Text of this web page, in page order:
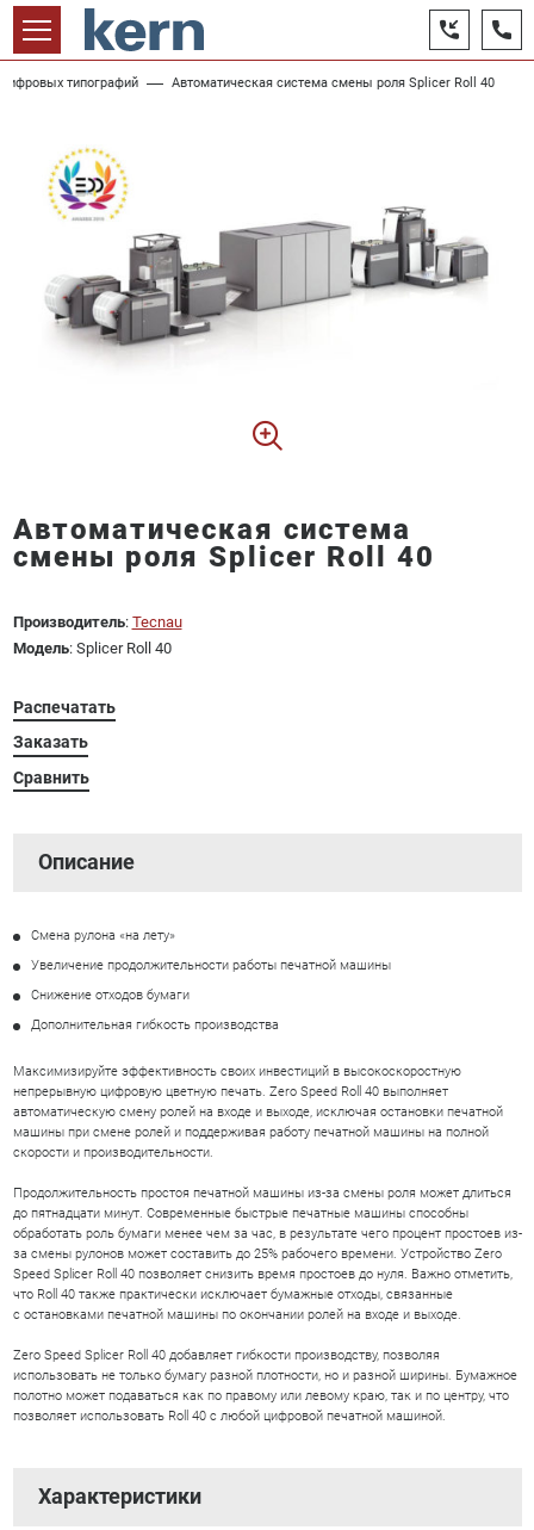
типографий Автоматическая система смены роля Splicer Roll 40
Автоматическая система
смены роля Splicer Roll 40
Производитель: Tecnau
Модель: Splicer Roll 40
Распечатать
Заказать
Сравнить
Описание
Смена рулона «на лету»
Увеличение продолжительности работы печатной машины
Снижение отходов бумаги
Дополнительная гибкость производства
Максимизируйте эффективность своих инвестиций в высокоскоростную
непрерывную цифровую цветную печать. Zero Speed Roll 40 выполняет
автоматическую смену ролей на входе и выходе, исключая остановки печатной
машины при смене ролей и поддерживая работу печатной машины на полной
скорости и производительности.
Продолжительность простоя печатной машины из-за смены роля может длиться
до пятнадцати минут. Современные быстрые печатные машины способны
обработать роль бумаги менее чем за час, в результате чего процент простоев из-
за смены рулонов может составить до 25% рабочего времени. Устройство Zero
Speed Splicer Roll 40 позволяет снизить время простоев до нуля. Важно отметить,
что Roll 40 также практически исключает бумажные отходы, связанные
с остановками печатной машины по окончании ролей на входе и выходе.
Zero Speed Splicer Roll 40 добавляет гибкости производству, позволяя
использовать не только бумагу разной плотности, но и разной ширины. Бумажное
полотно может подаваться как по правому или левому краю, так и по центру, что
позволяет использовать Roll 40 с любой цифровой печатной машиной.
Характеристики